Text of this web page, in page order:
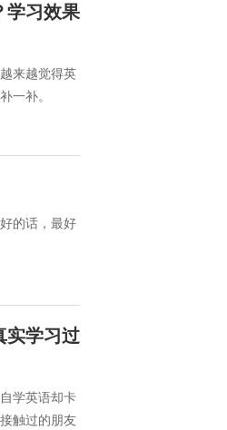
学习效果
来越觉得英
一补。
的话，最好
实学习过
学英语却卡
触过的朋友